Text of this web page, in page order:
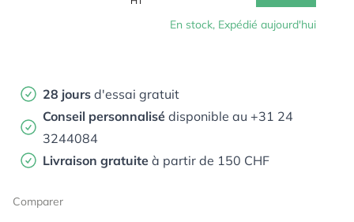
En stock, Expédié aujourd'hui
28 jours d'essai gratuit
Conseil personnalisé disponible au +31 24
3244084
Livraison gratuite à partir de 150 CHF
Comparer